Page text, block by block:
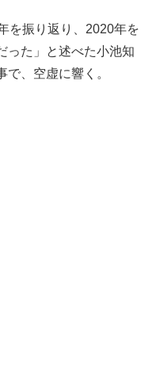
を振り返り、2020年を
った」と述べた小池知
、空虚に響く。